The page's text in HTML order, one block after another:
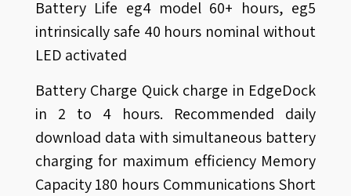
Battery Life eg4 model 60+ hours, eg5
intrinsically safe 40 hours nominal without
LED activated
Battery Charge Quick charge in EdgeDock
in 2 to 4 hours. Recommended daily
download data with simultaneous battery
charging for maximum efficiency Memory
Capacity 180 hours Communications Short